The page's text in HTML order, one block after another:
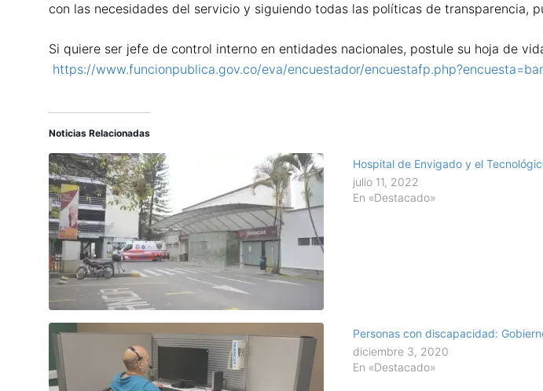
con las necesidades del servicio y siguiendo todas las políticas de transparencia,
​​Si quiere ser jefe de control interno en entidades nacionales, postule su hoja de
https://www.funcionpublica.gov.co/eva/encuestador/
Noticias Relacionadas
Hospital de Envigado y el
julio 11, 2022
En «Destacado»
Personas con discapacidad:
diciembre 3, 2020
En «Destacado»